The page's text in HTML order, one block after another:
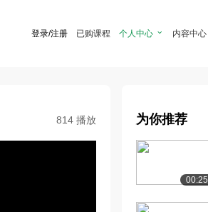
登录/注册 已购课程 个人中心  内容中心
814 播放 为你推荐
00:25